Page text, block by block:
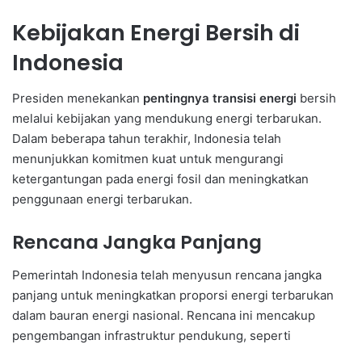
Kebijakan Energi Bersih di
Indonesia
Presiden menekankan pentingnya transisi energi bersih
melalui kebijakan yang mendukung energi terbarukan.
Dalam beberapa tahun terakhir, Indonesia telah
menunjukkan komitmen kuat untuk mengurangi
ketergantungan pada energi fosil dan meningkatkan
penggunaan energi terbarukan.
Rencana Jangka Panjang
Pemerintah Indonesia telah menyusun rencana jangka
panjang untuk meningkatkan proporsi energi terbarukan
dalam bauran energi nasional. Rencana ini mencakup
pengembangan infrastruktur pendukung, seperti